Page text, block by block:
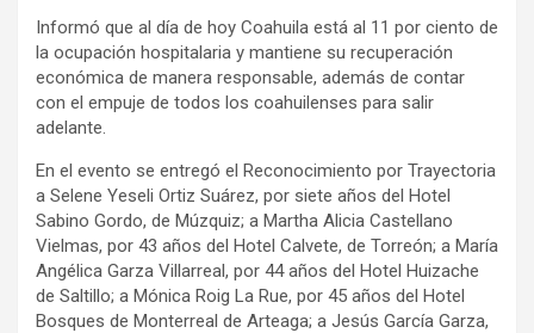
Informó que al día de hoy Coahuila está al 11 por ciento de
la ocupación hospitalaria y mantiene su recuperación
económica de manera responsable, además de contar
con el empuje de todos los coahuilenses para salir
adelante.
En el evento se entregó el Reconocimiento por Trayectoria
a Selene Yeseli Ortiz Suárez, por siete años del Hotel
Sabino Gordo, de Múzquiz; a Martha Alicia Castellano
Vielmas, por 43 años del Hotel Calvete, de Torreón; a María
Angélica Garza Villarreal, por 44 años del Hotel Huizache
de Saltillo; a Mónica Roig La Rue, por 45 años del Hotel
Bosques de Monterreal de Arteaga; a Jesús García Garza,